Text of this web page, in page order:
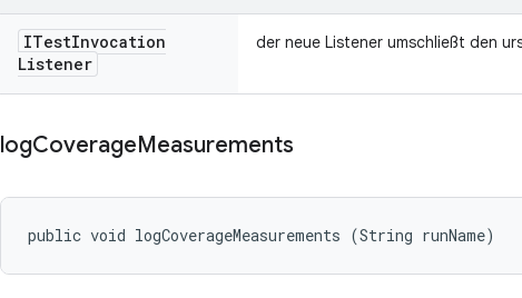
ITestInvocation
Listener
der neue Listener umschließt den
logCoverageMeasurements
public void logCoverageMeasurements (String runName)